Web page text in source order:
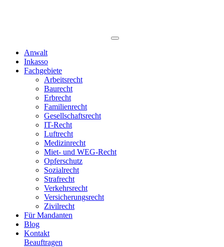
Anwalt
Inkasso
Fachgebiete
Arbeitsrecht
Baurecht
Erbrecht
Familienrecht
Gesellschaftsrecht
IT-Recht
Luftrecht
Medizinrecht
Miet- und WEG-Recht
Opferschutz
Sozialrecht
Strafrecht
Verkehrsrecht
Versicherungsrecht
Zivilrecht
Für Mandanten
Blog
Kontakt
Beauftragen